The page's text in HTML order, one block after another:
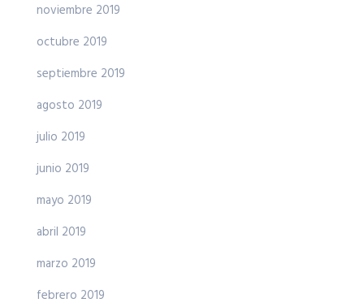
noviembre 2019
octubre 2019
septiembre 2019
agosto 2019
julio 2019
junio 2019
mayo 2019
abril 2019
marzo 2019
febrero 2019